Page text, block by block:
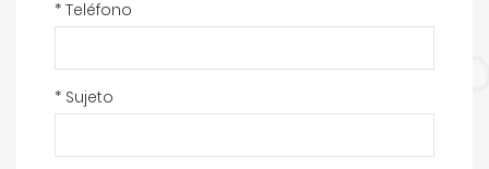
* Teléfono
* Sujeto